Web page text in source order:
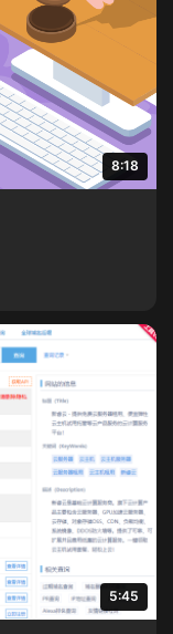
8:18
5:45